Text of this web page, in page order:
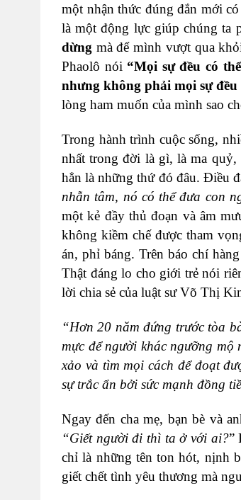
một nhận thức đúng đắn mới
là một động lực giúp chúng ta
dừng mà để mình vượt qua
Phaolô nói “Mọi sự đều có
nhưng không phải mọi sự
lòng ham muốn của mình sao
Trong hành trình cuộc sống,
nhất trong đời là gì, là ma
hẳn là những thứ đó đâu. Điều
nhẫn tâm, nó có thể đưa con
một kẻ đầy thủ đoạn và âm
không kiềm chế được tham
án, phỉ báng. Trên báo chí
Thật đáng lo cho giới trẻ nói
lời chia sẻ của luật sư Võ Thị
“Hơn 20 năm đứng trước tòa
mực để người khác ngưỡng
xảo và tìm mọi cách để đoạt
sự trắc ẩn bởi sức mạnh đồng
Ngay đến cha mẹ, bạn bè và
“Giết người đi thì ta ở với ai?”
chỉ là những tên ton hót, nịnh
giết chết tình yêu thương mà